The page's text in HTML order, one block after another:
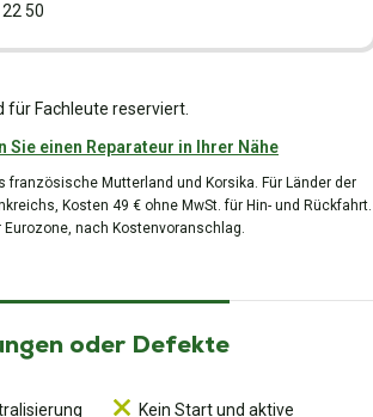
50
für Fachleute reserviert.
Sie einen Reparateur in Ihrer Nähe
französische Mutterland und Korsika. Für Länder der
Kosten 49 € ohne MwSt. für Hin- und Rückfahrt.
Eurozone, nach Kostenvoranschlag.
oder Defekte
Kein Start und aktive